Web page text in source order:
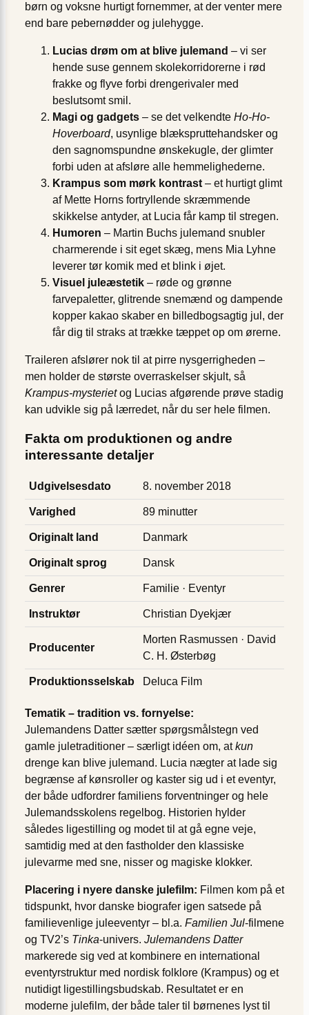
børn og voksne hurtigt fornemmer, at der venter mere
end bare pebernødder og julehygge.
Lucias drøm om at blive julemand – vi ser
hende suse gennem skolekorridorerne i rød
frakke og flyve forbi drengerivaler med
beslutsomt smil.
Magi og gadgets – se det velkendte Ho-Ho-
Hoverboard, usynlige blækspruttehandsker og
den sagnomspundne ønskekugle, der glimter
forbi uden at afsløre alle hemmelighederne.
Krampus som mørk kontrast – et hurtigt glimt
af Mette Horns fortryllende skræmmende
skikkelse antyder, at Lucia får kamp til stregen.
Humoren – Martin Buchs julemand snubler
charmerende i sit eget skæg, mens Mia Lyhne
leverer tør komik med et blink i øjet.
Visuel juleæstetik – røde og grønne
farvepaletter, glitrende snemænd og dampende
kopper kakao skaber en billedbogsagtig jul, der
får dig til straks at trække tæppet op om ørerne.
Traileren afslører nok til at pirre nysgerrigheden –
men holder de største overraskelser skjult, så
Krampus-mysterietog Lucias afgørende prøve stadig
kan udvikle sig på lærredet, når du ser hele filmen.
Fakta om produktionen og andre
interessante detaljer
Udgivelsesdato 8. november 2018
Varighed 89 minutter
Originalt land Danmark
Originalt sprog Dansk
Genrer Familie · Eventyr
Instruktør Christian Dyekjær
Producenter
Morten Rasmussen · David
C. H. Østerbøg
Produktionsselskab Deluca Film
Tematik – tradition vs. fornyelse:
Julemandens Datter sætter spørgsmålstegn ved
gamle juletraditioner – særligt idéen om, atkun
drenge kan blive julemand. Lucia nægter at lade sig
begrænse af kønsroller og kaster sig ud i et eventyr,
der både udfordrer familiens forventninger og hele
Julemandsskolens regelbog. Historien hylder
således ligestilling og modet til at gå egne veje,
samtidig med at den fastholder den klassiske
julevarme med sne, nisser og magiske klokker.
Placering i nyere danske julefilm: Filmen kom på et
tidspunkt, hvor danske biografer igen satsede på
familievenlige juleeventyr – bl.a. Familien Jul-filmene
og TV2’s Tinka-univers. Julemandens Datter
markerede sig ved at kombinere en international
eventyrstruktur med nordisk folklore (Krampus) og et
nutidigt ligestillingsbudskab. Resultatet er en
moderne julefilm, der både taler til børnenes lyst til